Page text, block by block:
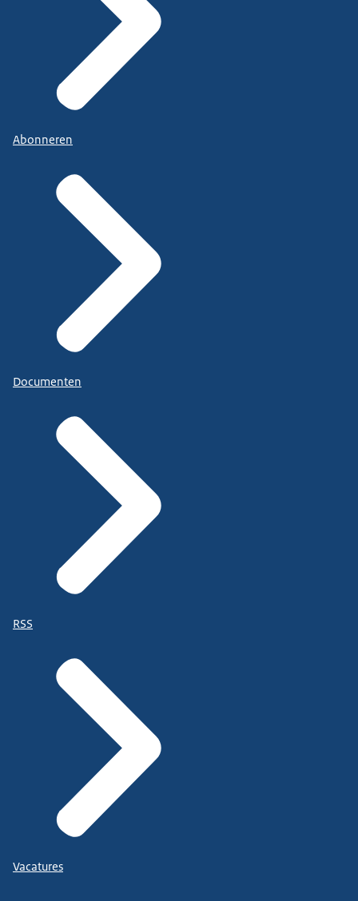
Abonneren
Documenten
RSS
Vacatures